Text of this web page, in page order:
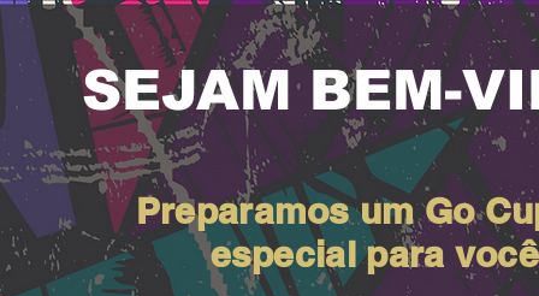
SEJAM BEM-
Preparamos um Go
especial para